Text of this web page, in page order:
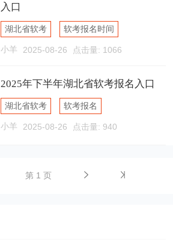
入口
湖北省软考 软考报名时间
软考报名入口
小羊 2025-08-26 点击量: 1066
2025年下半年湖北省软考报名入口
湖北省软考 软考报名
软考报名入口
小羊 2025-08-26 点击量: 940
第 1 页